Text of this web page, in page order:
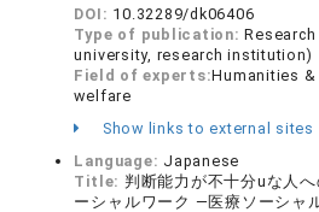
DOI: 10.32289/dk06406
Type of publication:
university, research institution)
Field of experts:Humanities &
welfare
Show links to external sites
Language: Japanese
Title: 判断能力が不十分uな人
ーシャルワーク ―医療ソーシャ